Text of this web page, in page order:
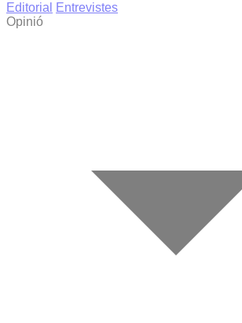
Editorial
Entrevistes
Opinió